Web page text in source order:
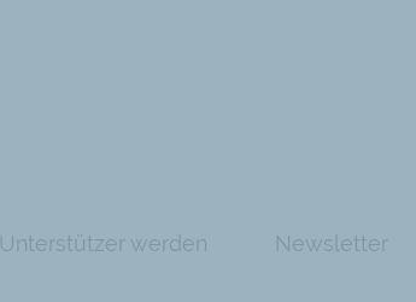
Unterstützer werden Newsletter